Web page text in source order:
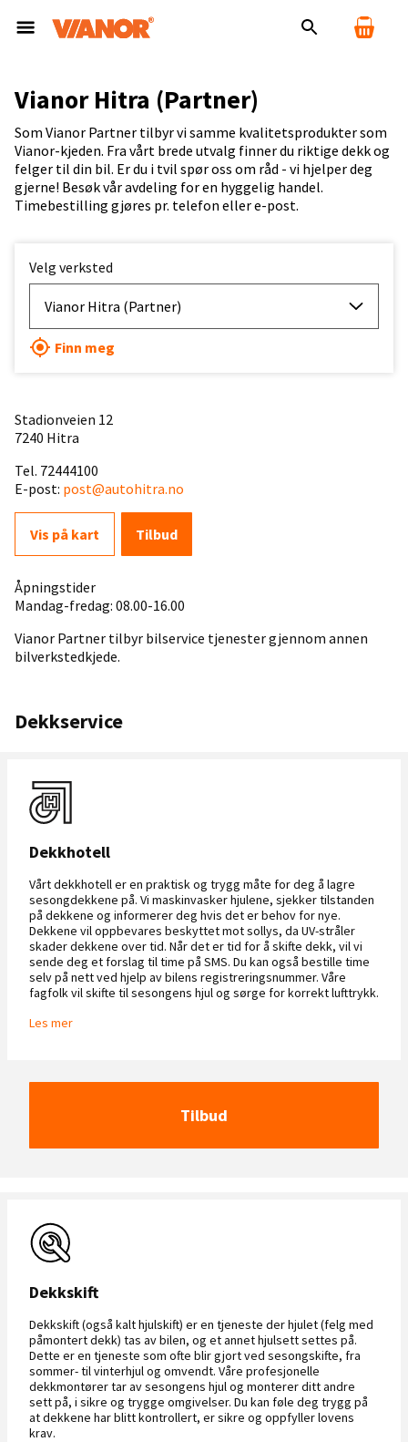
Vianor Hitra (Partner)
Som Vianor Partner tilbyr vi samme kvalitetsprodukter som
Vianor-kjeden. Fra vårt brede utvalg finner du riktige dekk og
felger til din bil. Er du i tvil spør oss om råd - vi hjelper deg
gjerne! Besøk vår avdeling for en hyggelig handel.
Timebestilling gjøres pr. telefon eller e-post.
Velg verksted
Finn meg
Vianor Hitra (Partner)
Stadionveien 12
7240 Hitra
Tel. 72444100
E-post: post@autohitra.no
Vis på kart Tilbud
Åpningstider
Mandag-fredag: 08.00-16.00
Vianor Partner tilbyr bilservice tjenester gjennom annen
bilverkstedkjede.
Dekkservice
Dekkhotell
Vårt dekkhotell er en praktisk og trygg måte for deg å lagre
sesongdekkene på. Vi maskinvasker hjulene, sjekker tilstanden
på dekkene og informerer deg hvis det er behov for nye.
Dekkene vil oppbevares beskyttet mot sollys, da UV-stråler
skader dekkene over tid. Når det er tid for å skifte dekk, vil vi
sende deg et forslag til time på SMS. Du kan også bestille time
selv på nett ved hjelp av bilens registreringsnummer. Våre
fagfolk vil skifte til sesongens hjul og sørge for korrekt lufttrykk.
Les mer
Tilbud
Dekkskift
Dekkskift (også kalt hjulskift) er en tjeneste der hjulet (felg med
påmontert dekk) tas av bilen, og et annet hjulsett settes på.
Dette er en tjeneste som ofte blir gjort ved sesongskifte, fra
sommer- til vinterhjul og omvendt. Våre profesjonelle
dekkmontører tar av sesongens hjul og monterer ditt andre
sett på, i sikre og trygge omgivelser. Du kan føle deg trygg på
at dekkene har blitt kontrollert, er sikre og oppfyller lovens
krav.